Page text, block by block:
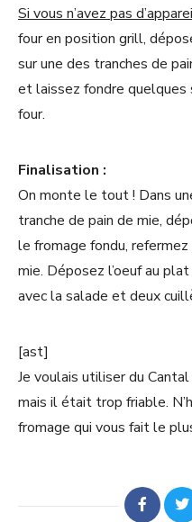
Si vous n’avez pas
four en position grill,
sur une des tranches de
et laissez fondre
four.
Finalisation :
On monte le tout ! Dans
tranche de pain de mie,
le fromage fondu, refermez
mie. Déposez l’oeuf au
avec la salade et deux
[ast]
Je voulais utiliser du
mais il était trop friable.
fromage qui vous fait le